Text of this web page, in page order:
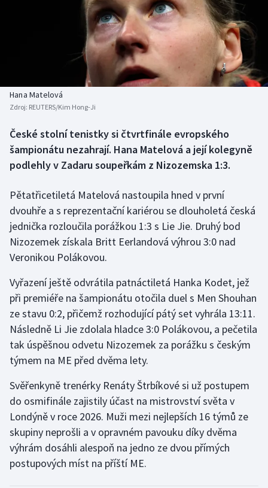
Americký fotbal
Baseball a softbal
Biatlon
Box
Dostihy
Golf
Gymnastika
Házená
Jezdectví
Judo
Krasobruslení
Lezení
NEPŘEHLÉDNĚTE
Historické návraty
Aplikace ČT sport
Hana Matelová
Zdroj: REUTERS/Kim Hong-Ji
České stolní tenistky si čtvrtfinále evropského
šampionátu nezahrají. Hana Matelová a její kolegyně
podlehly v Zadaru soupeřkám z Nizozemska 1:3.
Pětatřicetiletá Matelová nastoupila hned v první
dvouhře a s reprezentační kariérou se dlouholetá česká
jednička rozloučila porážkou 1:3 s Lie Jie. Druhý bod
Nizozemek získala Britt Eerlandová výhrou 3:0 nad
Veronikou Polákovou.
Vyřazení ještě odvrátila patnáctiletá Hanka Kodet, jež
při premiéře na šampionátu otočila duel s Men Shouhan
ze stavu 0:2, přičemž rozhodující pátý set vyhrála 13:11.
Následně Li Jie zdolala hladce 3:0 Polákovou, a pečetila
tak úspěšnou odvetu Nizozemek za porážku s českým
týmem na ME před dvěma lety.
Svěřenkyně trenérky Renáty Štrbíkové si už postupem
do osmifinále zajistily účast na mistrovství světa v
Londýně v roce 2026. Muži mezi nejlepších 16 týmů ze
skupiny neprošli a v opravném pavouku díky dvěma
výhrám dosáhli alespoň na jedno ze dvou přímých
postupových míst na příští ME.